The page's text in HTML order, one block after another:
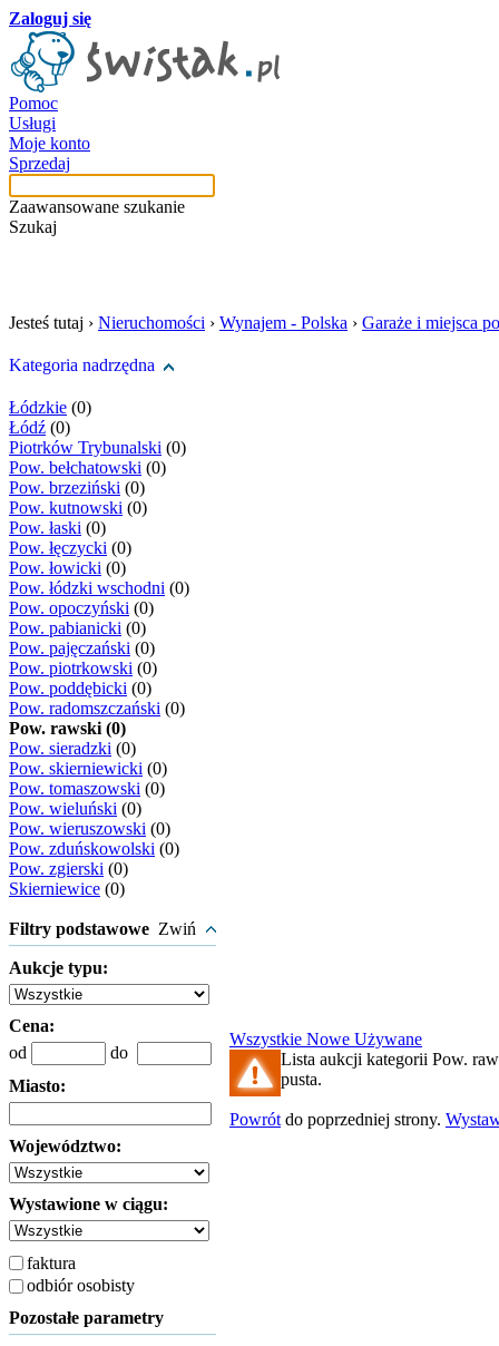
Zaloguj się
Pomoc
Usługi
Moje konto
Sprzedaj
Zaawansowane szukanie
Szukaj
Jesteś tutaj › Nieruchomości › Wynajem - Polska › Garaże i miejsca
Kategoria nadrzędna
Łódzkie (0)
Łódź (0)
Piotrków Trybunalski (0)
Pow. bełchatowski (0)
Pow. brzeziński (0)
Pow. kutnowski (0)
Pow. łaski (0)
Pow. łęczycki (0)
Pow. łowicki (0)
Pow. łódzki wschodni (0)
Pow. opoczyński (0)
Pow. pabianicki (0)
Pow. pajęczański (0)
Pow. piotrkowski (0)
Pow. poddębicki (0)
Pow. radomszczański (0)
Pow. rawski (0)
Pow. sieradzki (0)
Pow. skierniewicki (0)
Pow. tomaszowski (0)
Pow. wieluński (0)
Pow. wieruszowski (0)
Pow. zduńskowolski (0)
Pow. zgierski (0)
Skierniewice (0)
Filtry podstawowe Zwiń
Aukcje typu:
Cena:
od
do
Miasto:
Województwo:
Wystawione w ciągu:
faktura
odbiór osobisty
Pozostałe parametry
Wszystkie Nowe Używane
Lista aukcji kategorii Pow.
pusta.
Powrót do poprzedniej strony.